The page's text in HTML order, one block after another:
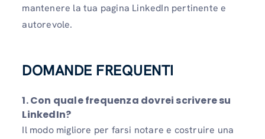
mantenere la tua pagina LinkedIn pertinente e
autorevole.
DOMANDE FREQUENTI
1. Con quale frequenza dovrei scrivere su
LinkedIn?
Il modo migliore per farsi notare e costruire una